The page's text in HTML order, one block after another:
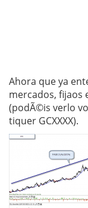
Ahora que ya
mercados, fijaos
(podÃ©is verlo
tiquer GCXXXX).